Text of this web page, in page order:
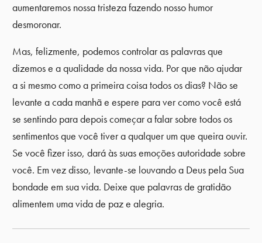
aumentaremos nossa tristeza fazendo nosso humor
desmoronar.
Mas, felizmente, podemos controlar as palavras que
dizemos e a qualidade da nossa vida. Por que não ajudar
a si mesmo como a primeira coisa todos os dias? Não se
levante a cada manhã e espere para ver como você está
se sentindo para depois começar a falar sobre todos os
sentimentos que você tiver a qualquer um que queira ouvir.
Se você fizer isso, dará às suas emoções autoridade sobre
você. Em vez disso, levante-se louvando a Deus pela Sua
bondade em sua vida. Deixe que palavras de gratidão
alimentem uma vida de paz e alegria.